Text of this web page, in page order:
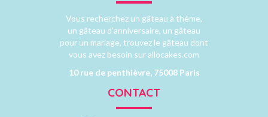
Vous recherchez un gâteau à thème,
un gâteau d’anniversaire, un gâteau
pour un mariage, trouvez le gâteau dont
vous avez besoin sur allocakes.com
10 rue de penthièvre, 75008 Paris
CONTACT